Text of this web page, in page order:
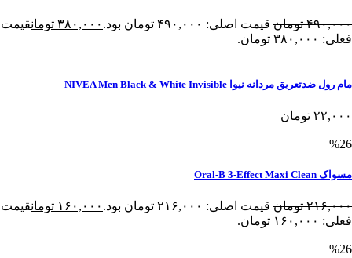
۴۹۰,۰۰۰ تومان قیمت اصلی: ۴۹۰,۰۰۰ تومان بود. ۳۸۰,۰۰۰ تومانقیمت
فعلی: ۳۸۰,۰۰۰ تومان.
مام رول ضدتعریق مردانه نیوا NIVEA Men Black & White Invisible
۲۲,۰۰۰ تومان
%26
مسواک Oral-B 3-Effect Maxi Clean
۲۱۶,۰۰۰ تومان قیمت اصلی: ۲۱۶,۰۰۰ تومان بود. ۱۶۰,۰۰۰ تومانقیمت
فعلی: ۱۶۰,۰۰۰ تومان.
%26